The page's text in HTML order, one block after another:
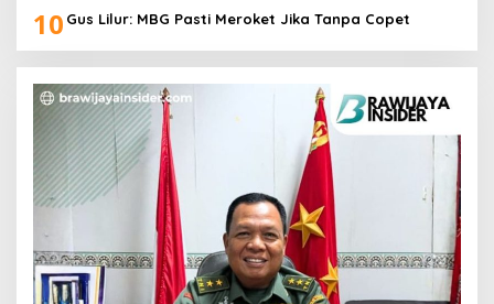
10 Gus Lilur: MBG Pasti Meroket Jika Tanpa Copet